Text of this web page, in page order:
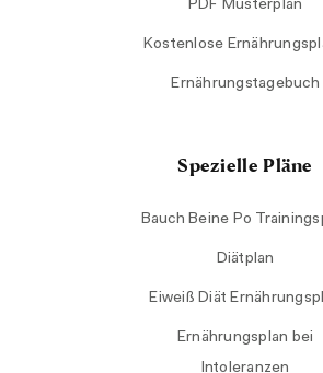
PDF Musterplan
Kostenlose
Ernährungstagebuch
Spezielle Pläne
Bauch Beine Po
Diätplan
Eiweiß Diät
Ernährungsplan bei
Intoleranzen